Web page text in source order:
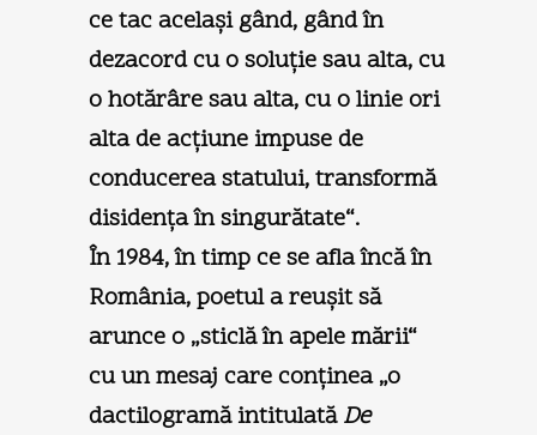
ce tac acelaşi gând, gând în
dezacord cu o soluţie sau alta, cu
o hotărâre sau alta, cu o linie ori
alta de acţiune impuse de
conducerea statului, transformă
disidenţa în singurătate“.
În 1984, în timp ce se afla încă în
România, poetul a reuşit să
arunce o „sticlă în apele mării“
cu un mesaj care conţinea „o
dactilogramă intitulatăDe